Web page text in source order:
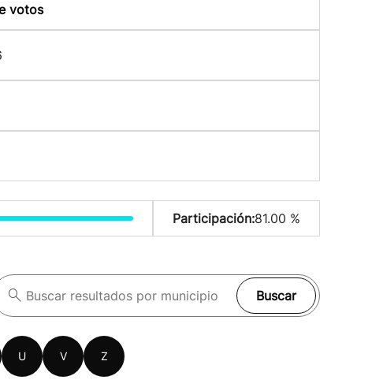
votos
Participación:81.00 %
Buscar
U V Z